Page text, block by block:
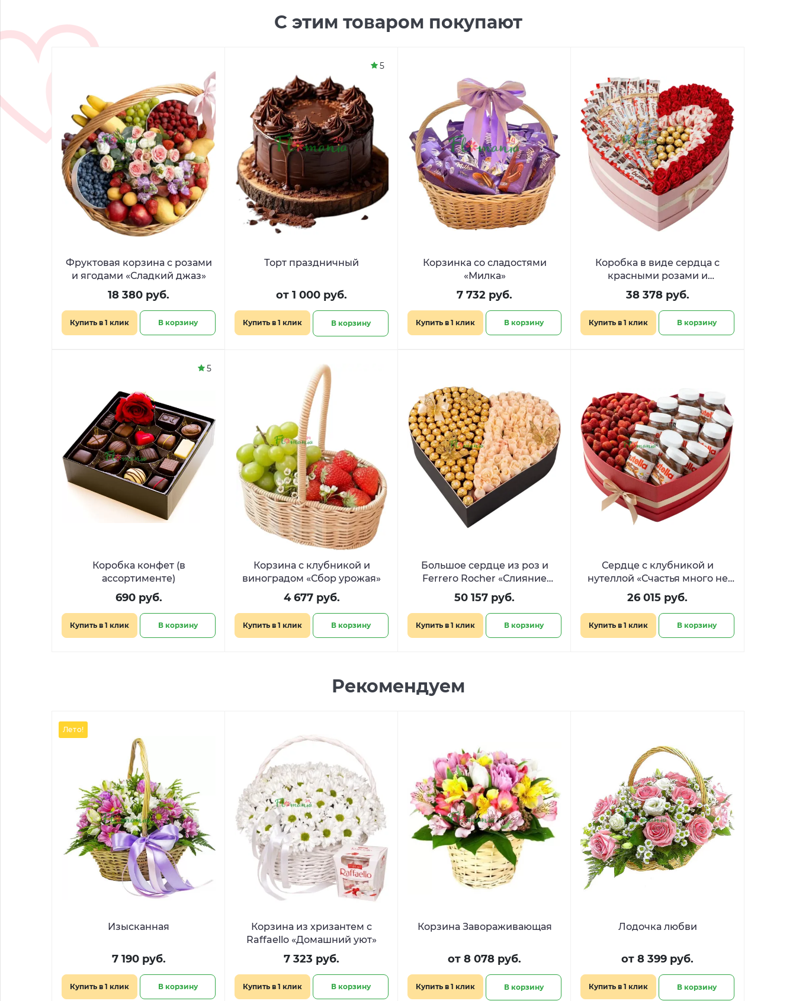
С этим товаром покупают
Фруктовая корзина с розами
и ягодами «Сладкий джаз»
18 380 руб.
Купить в 1 клик В корзину
Торт праздничный
от 1 000 руб.
Купить в 1 клик В корзину
5
Корзинка со сладостями
«Милка»
7 732 руб.
Купить в 1 клик В корзину
Коробка в виде сердца с
красными розами и
сладостями «Дыхание любви»
38 378 руб.
Купить в 1 клик В корзину
Коробка конфет (в
ассортименте)
690 руб.
Купить в 1 клик В корзину
5
Корзина с клубникой и
виноградом «Сбор урожая»
4 677 руб.
Купить в 1 клик В корзину
Большое сердце из роз и
Ferrero Rocher «Слияние
сердец»
50 157 руб.
Купить в 1 клик В корзину
Сердце с клубникой и
нутеллой «Счастья много не
бывает»
26 015 руб.
Купить в 1 клик В корзину
Рекомендуем
Изысканная
7 190 руб.
Купить в 1 клик В корзину
Лето!
Корзина из хризантем с
Raffaello «Домашний уют»
7 323 руб.
Купить в 1 клик В корзину
Корзина Завораживающая
от 8 078 руб.
Купить в 1 клик В корзину
Лодочка любви
от 8 399 руб.
Купить в 1 клик В корзину